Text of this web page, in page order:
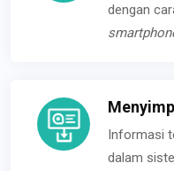
dengan
Informasi
dalam